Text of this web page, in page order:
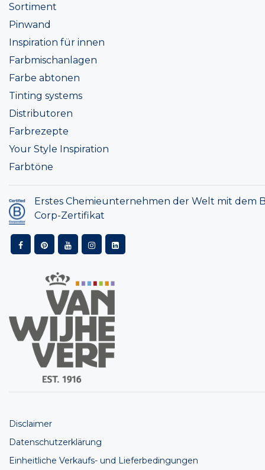
Sortiment
Pinwand
Inspiration für innen
Farbmischanlagen
Farbe abtonen
Tinting systems
Distributoren
Farbrezepte
Your Style Inspiration
Farbtöne
Erstes Chemieunternehmen der Welt mit dem
Corp-Zertifikat
Disclaimer
Datenschutzerklärung
Einheitliche Verkaufs- und Lieferbedingungen